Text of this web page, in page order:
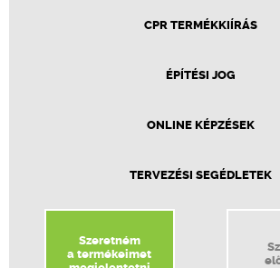
CPR TERMÉKKIÍRÁS
ÉPÍTÉSI JOG
ONLINE KÉPZÉSEK
TERVEZÉSI SEGÉDLETEK
Szeretném
a termékeimet